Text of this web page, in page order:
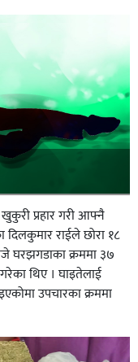
प्रहार गरी आफ्नै
दिलकुमार राईले छोरा १८
घरझगडाका क्रममा ३७
थिए । घाइतेलाई
उपचारका क्रममा